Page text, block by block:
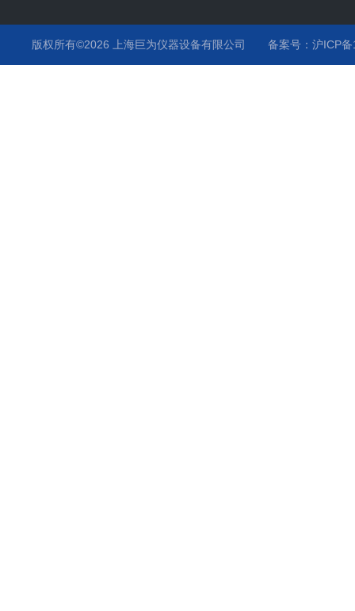
版权所有©2026 上海巨为仪器设备有限公司 备案号：沪ICP